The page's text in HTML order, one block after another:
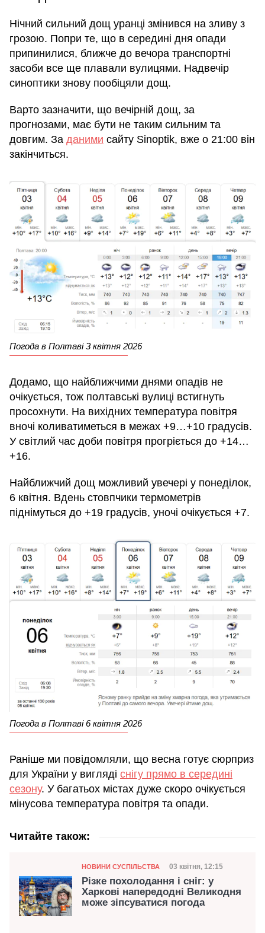
Нічний сильний дощ уранці змінився на зливу з
грозою. Попри те, що в середині дня опади
припинилися, ближче до вечора транспортні
засоби все ще плавали вулицями. Надвечір
синоптики знову пообіцяли дощ.
Варто зазначити, що вечірній дощ, за
прогнозами, має бути не таким сильним та
довгим. За даними сайту Sinoptik, вже о 21:00 він
закінчиться.
Погода в Полтаві 3 квітня 2026
Додамо, що найближчими днями опадів не
очікується, тож полтавські вулиці встигнуть
просохнути. На вихідних температура повітря
вночі коливатиметься в межах +9…+10 градусів.
У світлий час доби повітря прогріється до +14…
+16.
Найближчий дощ можливий увечері у понеділок,
6 квітня. Вдень стовпчики термометрів
піднімуться до +19 градусів, уночі очікується +7.
Погода в Полтаві 6 квітня 2026
Раніше ми повідомляли, що весна готує сюрприз
для України у вигляді снігу прямо в середині
сезону. У багатьох містах дуже скоро очікується
мінусова температура повітря та опади.
Читайте також:
Категорія
НОВИНИ СУСПІЛЬСТВА Дата публікації
03 квітня, 12:15
Різке похолодання і сніг: у
Харкові напередодні Великодня
може зіпсуватися погода